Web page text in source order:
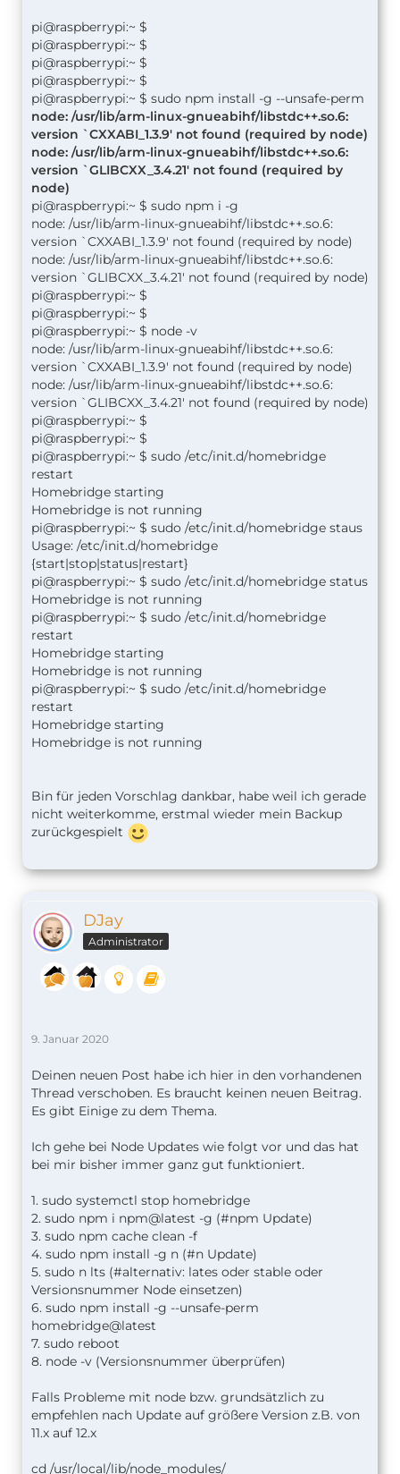
pi@raspberrypi:~ $
pi@raspberrypi:~ $
pi@raspberrypi:~ $
pi@raspberrypi:~ $
pi@raspberrypi:~ $ sudo npm install -g --unsafe-perm
node: /usr/lib/arm-linux-gnueabihf/libstdc++.so.6:
version `CXXABI_1.3.9' not found (required by node)
node: /usr/lib/arm-linux-gnueabihf/libstdc++.so.6:
version `GLIBCXX_3.4.21' not found (required by
node)
pi@raspberrypi:~ $ sudo npm i -g
node: /usr/lib/arm-linux-gnueabihf/libstdc++.so.6:
version `CXXABI_1.3.9' not found (required by node)
node: /usr/lib/arm-linux-gnueabihf/libstdc++.so.6:
version `GLIBCXX_3.4.21' not found (required by node)
pi@raspberrypi:~ $
pi@raspberrypi:~ $
pi@raspberrypi:~ $ node -v
node: /usr/lib/arm-linux-gnueabihf/libstdc++.so.6:
version `CXXABI_1.3.9' not found (required by node)
node: /usr/lib/arm-linux-gnueabihf/libstdc++.so.6:
version `GLIBCXX_3.4.21' not found (required by node)
pi@raspberrypi:~ $
pi@raspberrypi:~ $
pi@raspberrypi:~ $ sudo /etc/init.d/homebridge
restart
Homebridge starting
Homebridge is not running
pi@raspberrypi:~ $ sudo /etc/init.d/homebridge staus
Usage: /etc/init.d/homebridge
{start|stop|status|restart}
pi@raspberrypi:~ $ sudo /etc/init.d/homebridge status
Homebridge is not running
pi@raspberrypi:~ $ sudo /etc/init.d/homebridge
restart
Homebridge starting
Homebridge is not running
pi@raspberrypi:~ $ sudo /etc/init.d/homebridge
restart
Homebridge starting
Homebridge is not running
Bin für jeden Vorschlag dankbar, habe weil ich gerade
nicht weiterkomme, erstmal wieder mein Backup
zurückgespielt
DJay
Administrator
9. Januar 2020
Deinen neuen Post habe ich hier in den vorhandenen
Thread verschoben. Es braucht keinen neuen Beitrag.
Es gibt Einige zu dem Thema.
Ich gehe bei Node Updates wie folgt vor und das hat
bei mir bisher immer ganz gut funktioniert.
1. sudo systemctl stop homebridge
2. sudo npm i npm@latest -g (#npm Update)
3. sudo npm cache clean -f
4. sudo npm install -g n (#n Update)
5. sudo n lts (#alternativ: lates oder stable oder
Versionsnummer Node einsetzen)
6. sudo npm install -g --unsafe-perm
homebridge@latest
7. sudo reboot
8. node -v (Versionsnummer überprüfen)
Falls Probleme mit node bzw. grundsätzlich zu
empfehlen nach Update auf größere Version z.B. von
11.x auf 12.x
cd /usr/local/lib/node_modules/